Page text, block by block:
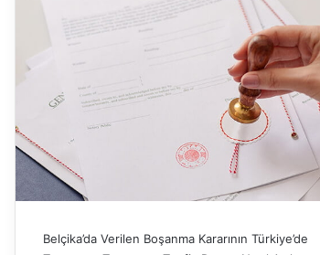
Belçika’da Verilen Boşanma Kararının Türkiye’de